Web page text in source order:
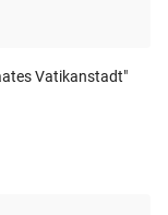
Vatikanstadt"